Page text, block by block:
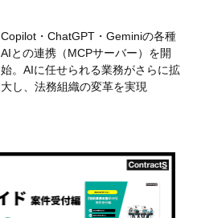
Copilot・ChatGPT・Geminiの各種
AIとの連携（MCPサーバー）を開
始。AIに任せられる業務がさらに拡
大し、法務組織の変革を実現